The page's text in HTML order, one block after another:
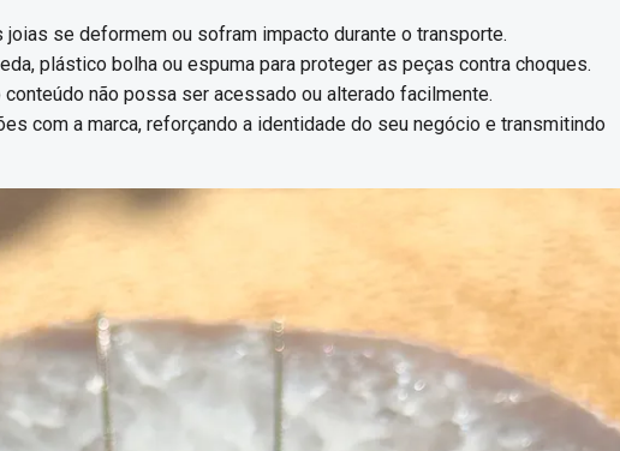
joias se deformem ou sofram impacto durante o transporte.
plástico bolha ou espuma para proteger as peças contra choques.
conteúdo não possa ser acessado ou alterado facilmente.
com a marca, reforçando a identidade do seu negócio e transmitindo